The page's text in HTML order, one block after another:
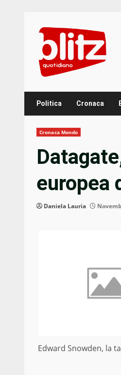
content
Politica Cronaca
Cronaca Mondo
europea
Daniela Lauria
Edward Snowden, la